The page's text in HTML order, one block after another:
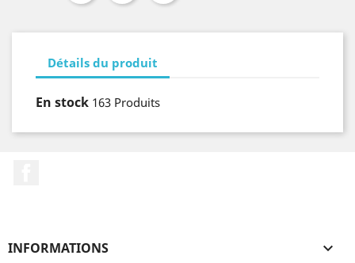
Détails du produit
En stock 163 Produits
INFORMATIONS 